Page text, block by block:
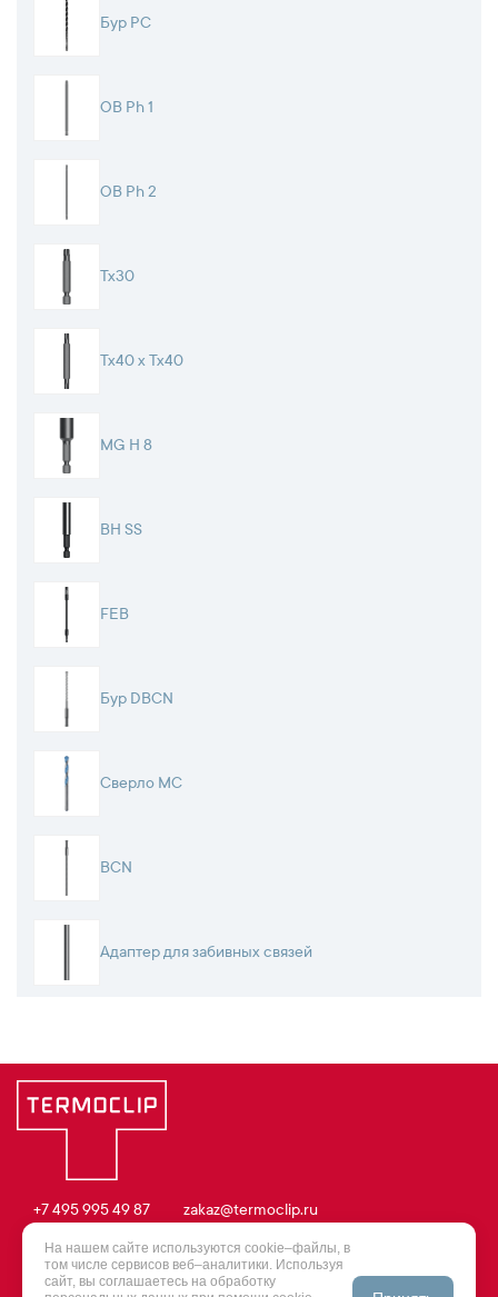
Бур PC
OB Ph 1
OB Ph 2
Tx30
Tx40 x Tx40
MG H 8
BH SS
FEB
Бур DBCN
Сверло MC
BCN
Адаптер для забивных связей
+7 495 995 49 87
zakaz@termoclip.ru
Политика конфиденциальности|Фиксирующие опоры |Хомуты
На нашем сайте используются cookie–файлы, в
том числе сервисов веб–аналитики. Используя
сайт, вы соглашаетесь на обработку